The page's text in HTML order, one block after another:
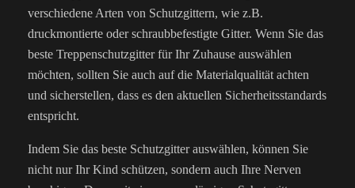
verschiedene Arten von Schutzgittern, wie z.B.
druckmontierte oder schraubbefestigte Gitter. Wenn Sie das
beste Treppenschutzgitter für Ihr Zuhause auswählen
möchten, sollten Sie auch auf die Materialqualität achten
und sicherstellen, dass es den aktuellen Sicherheitsstandards
entspricht.
Indem Sie das beste Schutzgitter auswählen, können Sie
nicht nur Ihr Kind schützen, sondern auch Ihre Nerven